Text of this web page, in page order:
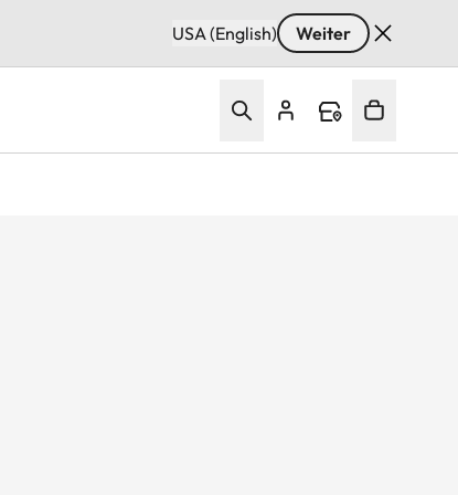
USA (English) Weiter